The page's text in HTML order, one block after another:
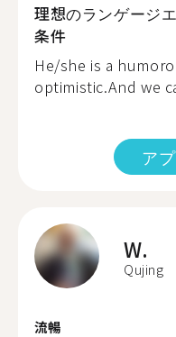
理想のランゲージ
条件
He/she is a
optimistic.And we
ア
W.
Qujing
流暢